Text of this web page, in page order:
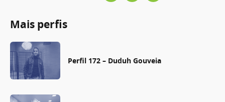
Mais perfis
Perfil 172 – Duduh Gouveia